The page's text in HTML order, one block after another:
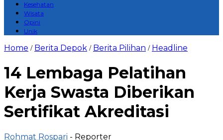
Kesehatan
Wisata
Opini
Unik
Home / Berita Depok / Berita Pilihan / Headline
14 Lembaga Pelatihan
Kerja Swasta Diberikan
Sertifikat Akreditasi
Rohmat Rospari - Reporter